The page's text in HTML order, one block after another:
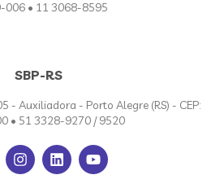
006 • 11 3068-8595
SBP-RS
- Auxiliadora - Porto Alegre (RS) - CEP:
• 51 3328-9270 / 9520